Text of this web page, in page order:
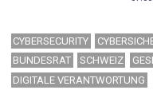
CYBERSECURITY
BUNDESRAT
SCHWEIZ
DIGITALE VERANTWORTUNG